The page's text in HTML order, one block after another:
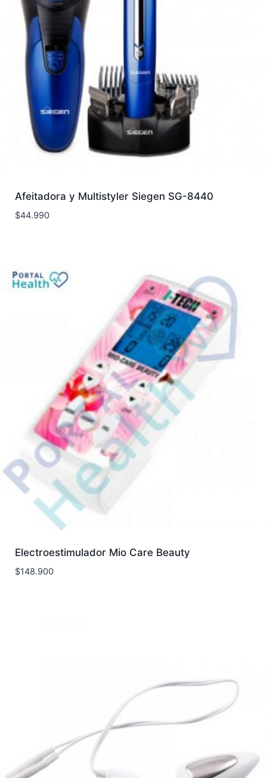
Afeitadora y Multistyler Siegen SG-8440
$44.990
Electroestimulador Mio Care Beauty
$148.900